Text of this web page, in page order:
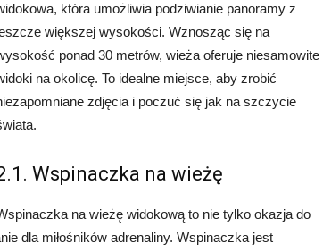
która umożliwia podziwianie panoramy z
większej wysokości. Wznosząc się na
ponad 30 metrów, wieża oferuje niesamowite
na okolicę. To idealne miejsce, aby zrobić
zdjęcia i poczuć się jak na szczycie
Wspinaczka na wieżę
na wieżę widokową to nie tylko okazja do
dla miłośników adrenaliny. Wspinaczka jest